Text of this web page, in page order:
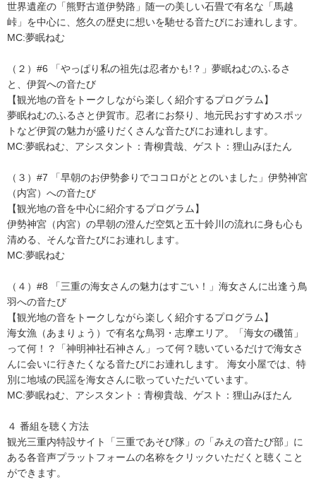
世界遺産の「熊野古道伊勢路」随一の美しい石畳で有名な「馬越
峠」を中心に、悠久の歴史に想いを馳せる音たびにお連れします。
MC:夢眠ねむ
（２）#6 「やっぱり私の祖先は忍者かも!？」夢眠ねむのふるさ
と、伊賀への音たび
【観光地の音をトークしながら楽しく紹介するプログラム】
夢眠ねむのふるさと伊賀市。忍者にお祭り、地元民おすすめスポッ
トなど伊賀の魅力が盛りだくさんな音たびにお連れします。
MC:夢眠ねむ、アシスタント：青柳貴哉、ゲスト：狸山みほたん
（３）#7 「早朝のお伊勢参りでココロがととのいました」伊勢神宮
（内宮）への音たび
【観光地の音を中心に紹介するプログラム】
伊勢神宮（内宮）の早朝の澄んだ空気と五十鈴川の流れに身も心も
清める、そんな音たびにお連れします。
MC:夢眠ねむ
（４）#8 「三重の海女さんの魅力はすごい！」海女さんに出逢う鳥
羽への音たび
【観光地の音をトークしながら楽しく紹介するプログラム】
海女漁（あまりょう）で有名な鳥羽・志摩エリア。「海女の磯笛」
って何！？「神明神社石神さん」って何？聴いているだけで海女さ
んに会いに行きたくなる音たびにお連れします。 海女小屋では、特
別に地域の民謡を海女さんに歌っていただいています。
MC:夢眠ねむ、アシスタント：青柳貴哉、ゲスト：狸山みほたん
４ 番組を聴く方法
観光三重内特設サイト「三重であそび隊」の「みえの音たび部」に
ある各音声プラットフォームの名称をクリックいただくと聴くこと
ができます。